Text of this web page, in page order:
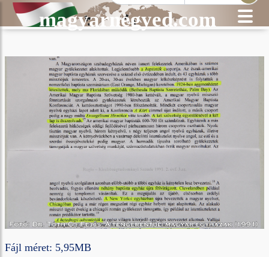
magyarnegyed.com
Fájl méret: 5,95MB